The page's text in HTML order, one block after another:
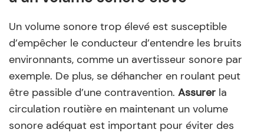
Un volume sonore trop élevé est susceptible
d’empêcher le conducteur d’entendre les bruits
environnants, comme un avertisseur sonore par
exemple. De plus, se déhancher en roulant peut
être passible d’une contravention. Assurer la
circulation routière en maintenant un volume
sonore adéquat est important pour éviter des